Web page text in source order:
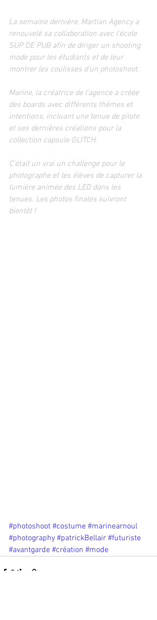
La semaine dernière, Martian Agency a
renouvelé sa collaboration avec l'école
SUP DE PUB afin de diriger un shooting
mode pour les étudiants et de leur
montrer les coulisses d'un photoshoot.
Marine, la créatrice de l'agence a créée
des boards avec différents thèmes et
intentions, incluant une tenue de pilote
et ses dernières créations pour la
collection capsule GLITCH.
C'était un vrai un challenge pour le
photographe et les élèves de capturer la
lumière animée des LED dans les
tenues. Les photos finales suivront
bientôt !
#photoshoot #costume #marinearnoul
#photography #patrickBellair #futuriste
#avantgarde #création #mode